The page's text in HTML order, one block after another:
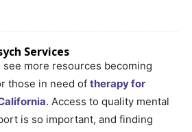
Services
see more resources becoming
those in need of therapy for
. Access to quality mental
is so important, and finding